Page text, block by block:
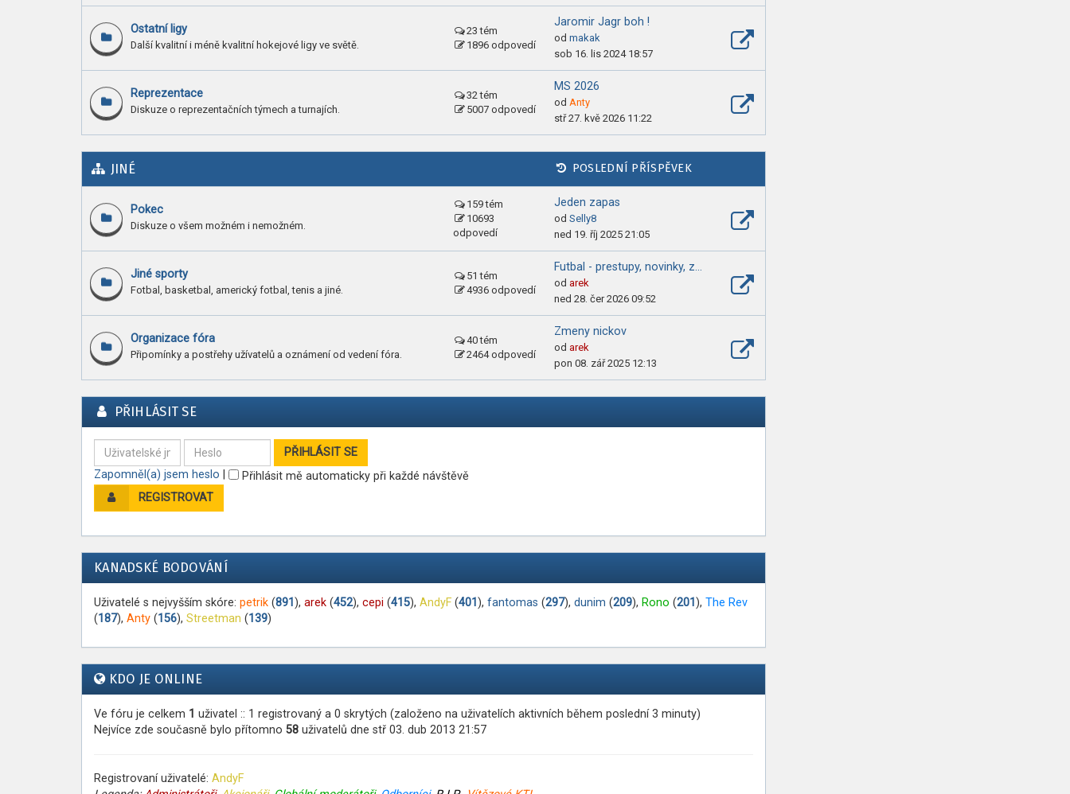
Ostatní ligy
Další kvalitní i méně kvalitní hokejové ligy ve světě.
23 tém
1896 odpovedí
Jaromir Jagr boh !
od makak
sob 16. lis 2024 18:57
Reprezentace
Diskuze o reprezentačních týmech a turnajích.
32 tém
5007 odpovedí
MS 2026
od Anty
stř 27. kvě 2026 11:22
JINÉ POSLEDNÍ PŘÍSPĚVEK
Pokec
Diskuze o všem možném i nemožném.
159 tém
10693
odpovedí
Jeden zapas
od Selly8
ned 19. říj 2025 21:05
Jiné sporty
Fotbal, basketbal, americký fotbal, tenis a jiné.
51 tém
4936 odpovedí
Futbal - prestupy, novinky, z…
od arek
ned 28. čer 2026 09:52
Organizace fóra
Připomínky a postřehy užívatelů a oznámení od vedení fóra.
40 tém
2464 odpovedí
Zmeny nickov
od arek
pon 08. zář 2025 12:13
PŘIHLÁSIT SE
Zapomněl(a) jsem heslo
Přihlásit mě automaticky při každé návštěvě
REGISTROVAT
KANADSKÉ BODOVÁNÍ
Uživatelé s nejvyšším skóre: petrik (891 ), arek (452), cepi (415), AndyF (401 ), fantomas (297), dunim (209), Rono (201 ), The Rev
(187), Anty (156), Streetman (139)
KDO JE ONLINE
Ve fóru je celkem 1 uživatel :: 1 registrovaný a 0 skrytých (založeno na uživatelích aktivních během poslední 3 minuty)
Nejvíce zde současně bylo přítomno 58 uživatelů dne stř 03. dub 2013 21:57
Registrovaní uživatelé: AndyF